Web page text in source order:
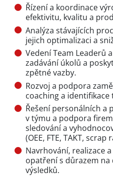
Řízení a koordinace
efektivitu, kvalitu a
Analýza stávajících
jejich optimalizaci a
Vedení Team Leaderů
zadávání úkolů a
zpětné vazby.
Rozvoj a podpora
coaching a identifikace
Řešení personálních a
v týmu a podpora
sledování a
(OEE, FTE, TAKT, scrap
Navrhování, realizace
opatření s důrazem
výsledků.